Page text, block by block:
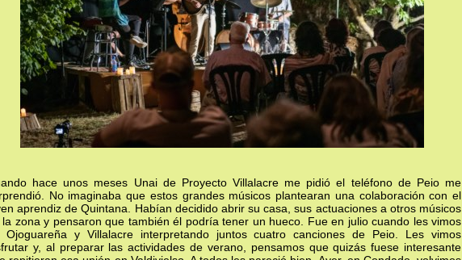
hace unos meses Unai de Proyecto Villalacre me pidió el teléfono de Peio me
No imaginaba que estos grandes músicos plantearan una colaboración con el
aprendiz de Quintana. Habían decidido abrir su casa, sus actuaciones a otros músicos
la zona y pensaron que también él podría tener un hueco. Fue en julio cuando les vimos
Ojoguareña y Villalacre interpretando juntos cuatro canciones de Peio. Les vimos
y, al preparar las actividades de verano, pensamos que quizás fuese interesante